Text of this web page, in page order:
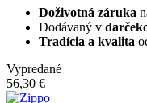
Doživotná záruka
Dodávaný v
Tradícia a kvalita
Vypredané
56,30 €